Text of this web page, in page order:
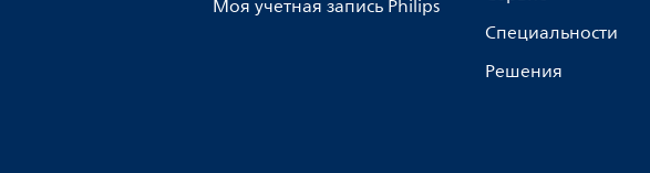
Моя учетная запись Philips
Специальности
Решения